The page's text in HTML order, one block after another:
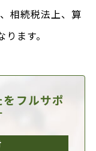
相続税法上、算
ます。
フルサポ